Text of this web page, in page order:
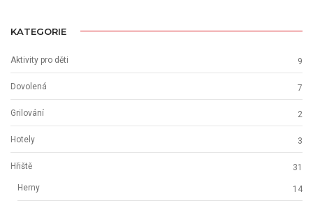
KATEGORIE
Aktivity pro děti 9
Dovolená 7
Grilování 2
Hotely 3
Hřiště 31
Herny 14